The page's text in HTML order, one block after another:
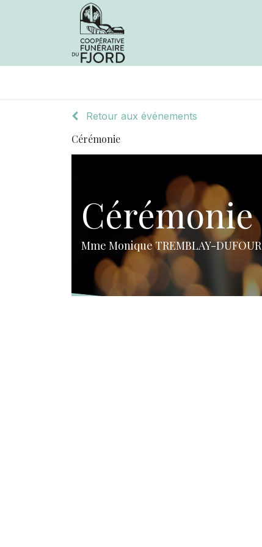
Retour aux événements
Cérémonie
Cérémonie
Mme Monique TREMBLAY-DUFOUR